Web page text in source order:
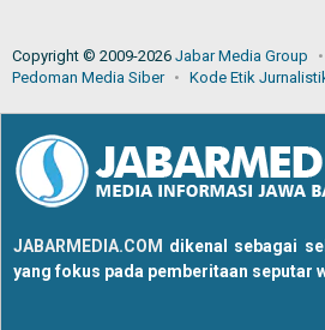
Copyright © 2009-2026 Jabar Media Group
Pedoman Media Siber
Kode Etik
JABARMEDIA.COM dikenal sebagai
yang fokus pada pemberitaan seputar